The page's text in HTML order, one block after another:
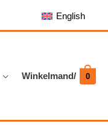
English
Winkelmand/ 0